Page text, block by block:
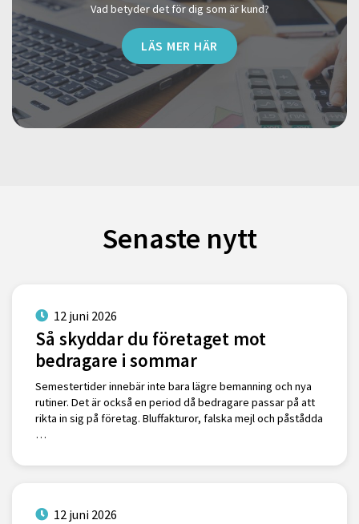
Vad betyder det för dig som är kund?
LÄS MER HÄR
Senaste nytt
12 juni 2026
Så skyddar du företaget mot
bedragare i sommar
Semestertider innebär inte bara lägre bemanning och nya
rutiner. Det är också en period då bedragare passar på att
rikta in sig på företag. Bluffakturor, falska mejl och påstådda
…
12 juni 2026